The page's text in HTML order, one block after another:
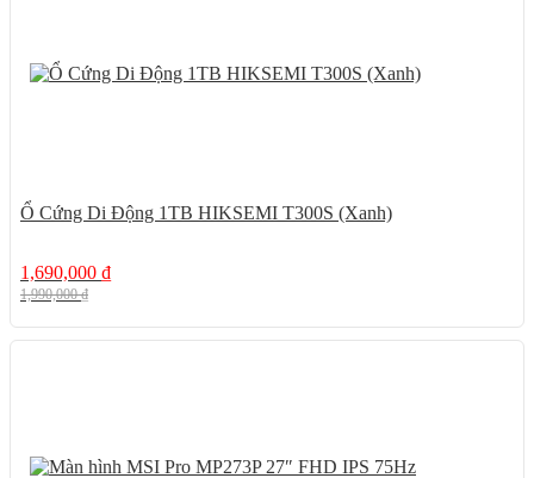
Ổ Cứng Di Động 1TB HIKSEMI T300S (Xanh)
1,690,000 ₫
1,990,000₫